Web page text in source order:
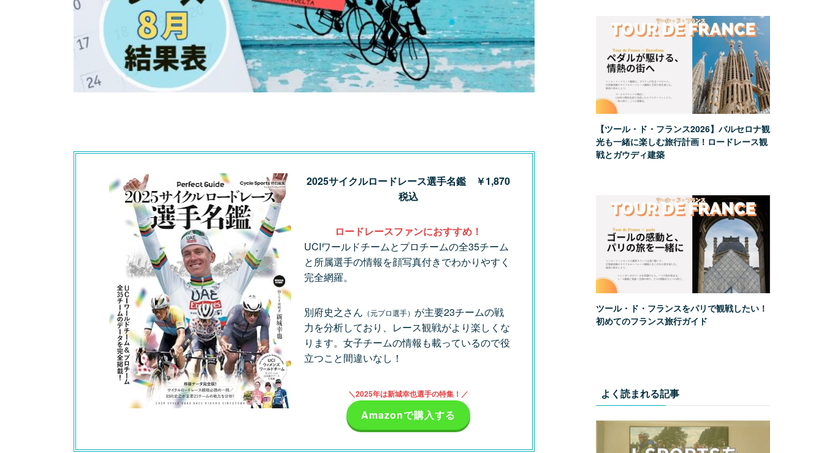
2025サイクルロードレース選手名鑑
￥1,870
税込
ロードレースファンにおすすめ！
UCIワールドチームとプロチームの全35チーム
と所属選手の情報を顔写真付きでわかりやすく
完全網羅。
別府史之さん （元プロ選手） が主要23チームの戦
力を分析しており、レース観戦がより楽しくな
ります。女子チームの情報も載っているので役
立つこと間違いなし！
＼2025年は新城幸也選手の特集！／
Amazonで購入する
【ツール・ド・フランス2026】バルセロナ観
光も一緒に楽しむ旅行計画！ロードレース観
戦とガウディ建築
ツール・ド・フランスをパリで観戦したい！
初めてのフランス旅行ガイド
よく読まれる記事